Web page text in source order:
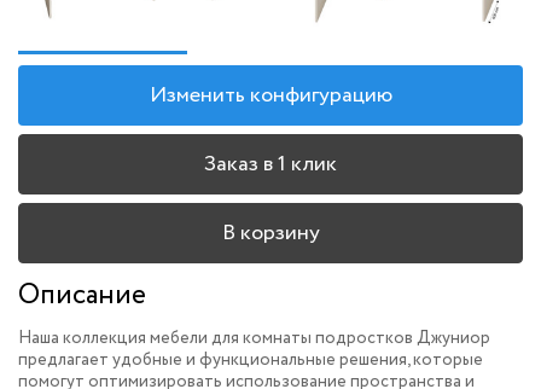
Изменить конфигурацию
Заказ в 1 клик
В корзину
Описание
Наша коллекция мебели для комнаты подростков Джуниор
предлагает удобные и функциональные решения, которые
помогут оптимизировать использование пространства и